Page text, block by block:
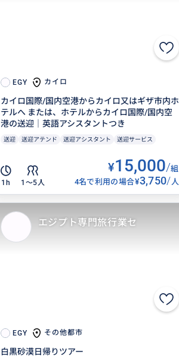
EGY カイロ
カイロ国際/国内空港からカイロ又はギザ市内ホ
テルへ または、ホテルからカイロ国際/国内空
港の送迎｜英語アシスタントつき
送迎 送迎アテンド 送迎アシスタント 送迎サービス
1h 1〜5人
¥15,000/組
4名で利用の場合¥3,750/ 人
EGY その他都市
白黒砂漠日帰りツアー
エジプト専門旅行業セ